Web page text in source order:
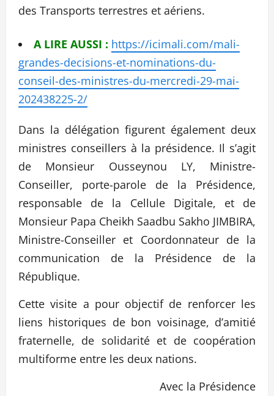
des Transports terrestres et aériens.
A LIRE AUSSI : https://icimali.com/mali-
grandes-decisions-et-nominations-du-
conseil-des-ministres-du-mercredi-29-mai-
202438225-2/
Dans la délégation figurent également deux
ministres conseillers à la présidence. Il s’agit
de Monsieur Ousseynou LY, Ministre-
Conseiller, porte-parole de la Présidence,
responsable de la Cellule Digitale, et de
Monsieur Papa Cheikh Saadbu Sakho JIMBIRA,
Ministre-Conseiller et Coordonnateur de la
communication de la Présidence de la
République.
Cette visite a pour objectif de renforcer les
liens historiques de bon voisinage, d’amitié
fraternelle, de solidarité et de coopération
multiforme entre les deux nations.
Avec la Présidence